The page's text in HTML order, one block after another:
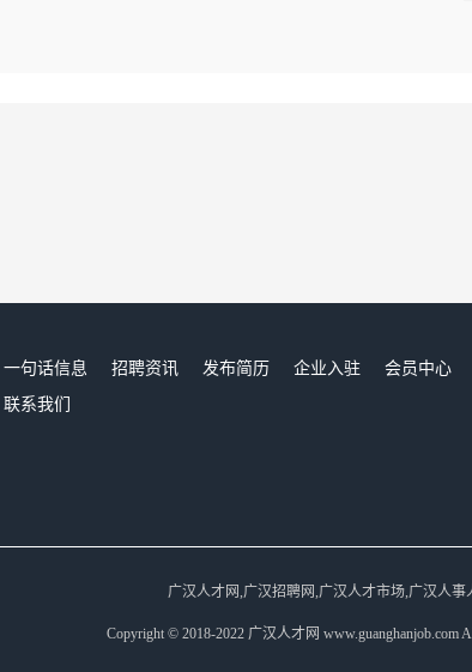
一句话信息 招聘资讯 发布简历 企业入驻 会员中心
联系我们
广汉人才网,广汉招聘网,广汉人才市场,广汉人事
Copyright © 2018-2022 广汉人才网 www.guanghanjob.com